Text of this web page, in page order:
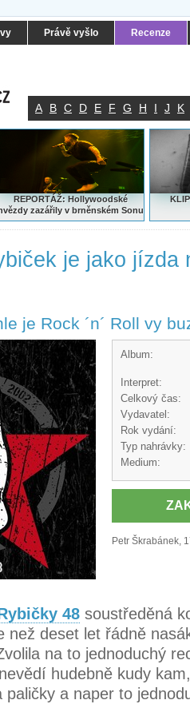
Právě vyšlo Recenze
A B C D E F G H I J K
REPORTÁŽ: Hollywoodské
zazářily v brněnském Sonu
je jako jízda
je Rock ´n´ Roll vy
Album:
Interpret:
Celkový čas:
Vydavatel:
Rok vydání:
Typ nahrávky:
Medium:
Petr Škrabánek,
48 soustředěná
než deset let řádně
na to jednoduchý
hudebně kudy
paličky a naper to